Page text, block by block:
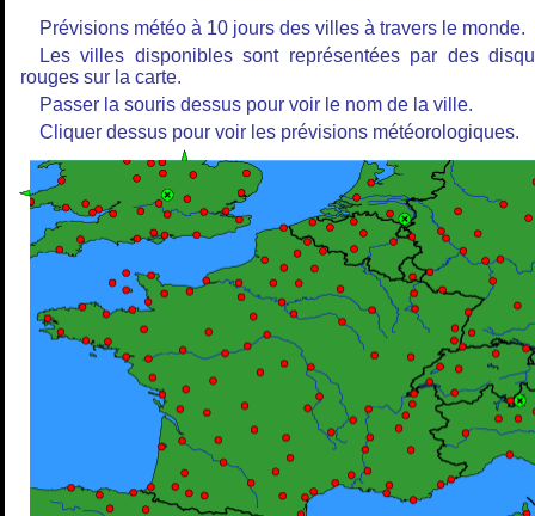
Prévisions météo à 10 jours des villes à travers le monde.
Les villes disponibles sont représentées par des
rouges sur la carte.
Passer la souris dessus pour voir le nom de la ville.
Cliquer dessus pour voir les prévisions météorologiques.